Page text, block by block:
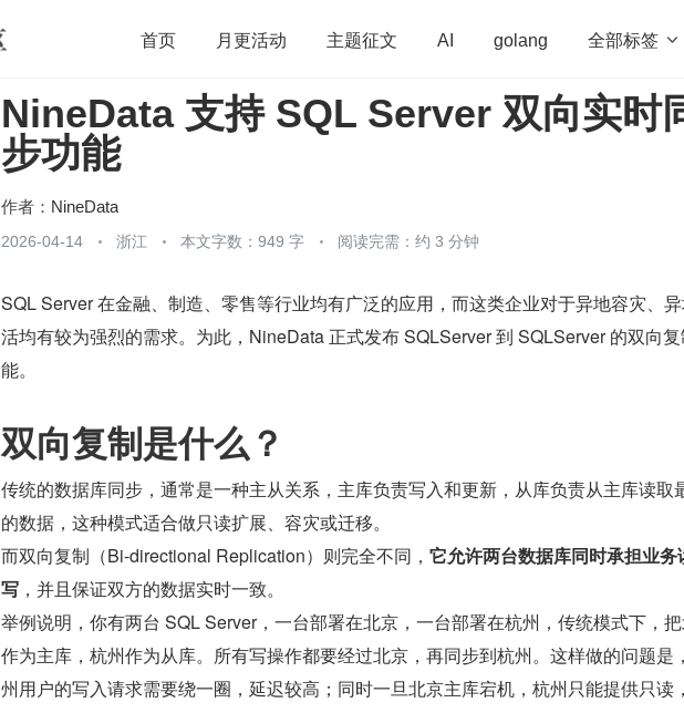
首页 月更活动 主题征文 AI golang 全部标签 
开源 架构 OpenHarmony 学习方法 Web3.0 高
团队管理
NineData 支持 SQL Server 双向实时
步功能
作者： NineData
2026-04-14 浙江 本文字数：949 字 阅读完需：约 3 分钟
SQL Server 在金融、制造、零售等行业均有广泛的应用，而这类企业对于异地容灾、
活均有较为强烈的需求。为此，NineData 正式发布 SQLServer 到 SQLServer 的双向
能。
双向复制是什么？
传统的数据库同步，通常是一种主从关系，主库负责写入和更新，从库负责从主库读取
的数据，这种模式适合做只读扩展、容灾或迁移。
而双向复制（Bi-directional Replication）则完全不同， 它允许两台数据库同时承担业务
写 ，并且保证双方的数据实时一致。
举例说明，你有两台 SQL Server，一台部署在北京，一台部署在杭州，传统模式下，
作为主库，杭州作为从库。所有写操作都要经过北京，再同步到杭州。这样做的问题是
州用户的写入请求需要绕一圈，延迟较高；同时一旦北京主库宕机，杭州只能提供只读